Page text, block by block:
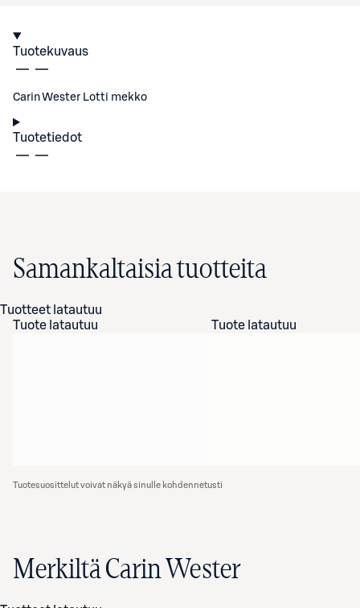
Tuotekuvaus
Carin Wester Lotti mekko
Tuotetiedot
Samankaltaisia tuotteita
Tuotteet latautuu
Tuote latautuu
Tuote latautuu
Tuotesuosittelut voivat näkyä sinulle kohdennetusti
Merkiltä Carin Wester